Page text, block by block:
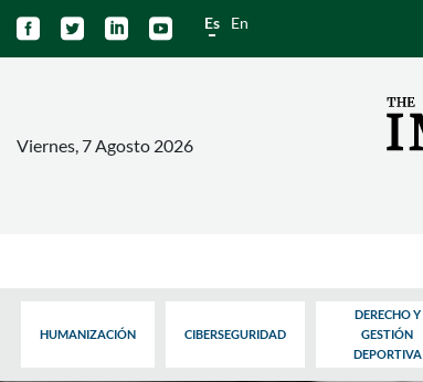
    Es En
Viernes, 7 Agosto 2026
HUMANIZACIÓN CIBERSEGURIDAD
DERECHO Y
GESTIÓN
DEPORTIVA